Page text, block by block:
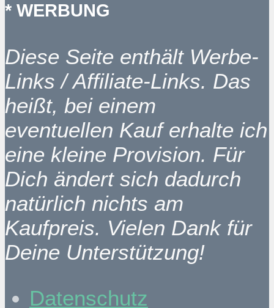
* WERBUNG
Diese Seite enthält Werbe-
Links / Affiliate-Links. Das
heißt, bei einem
eventuellen Kauf erhalte ich
eine kleine Provision. Für
Dich ändert sich dadurch
natürlich nichts am
Kaufpreis. Vielen Dank für
Deine Unterstützung!
Datenschutz